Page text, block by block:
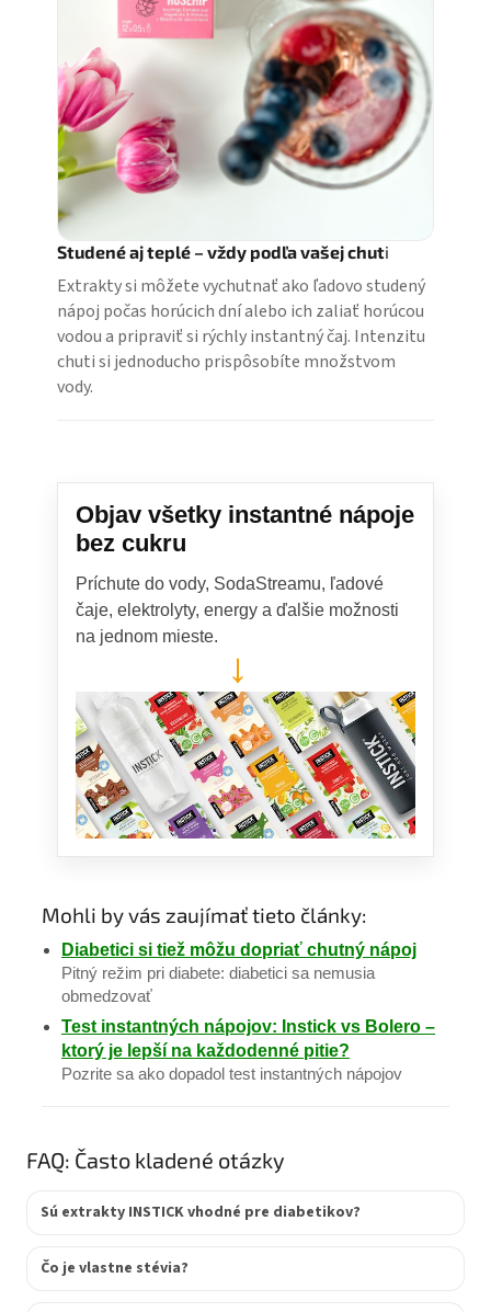
Studené aj teplé – vždy podľa vašej chuti
Extrakty si môžete vychutnať ako ľadovo studený
nápoj počas horúcich dní alebo ich zaliať horúcou
vodou a pripraviť si rýchly instantný čaj. Intenzitu
chuti si jednoducho prispôsobíte množstvom
vody.
Objav všetky instantné nápoje
bez cukru
Príchute do vody, SodaStreamu, ľadové
čaje, elektrolyty, energy a ďalšie možnosti
na jednom mieste.
→
Mohli by vás zaujímať tieto články:
Diabetici si tiež môžu dopriať chutný nápoj
Pitný režim pri diabete: diabetici sa nemusia
obmedzovať
Test instantných nápojov: Instick vs Bolero –
ktorý je lepší na každodenné pitie?
Pozrite sa ako dopadol test instantných nápojov
FAQ: Často kladené otázky
Sú extrakty INSTICK vhodné pre diabetikov?
Čo je vlastne stévia?